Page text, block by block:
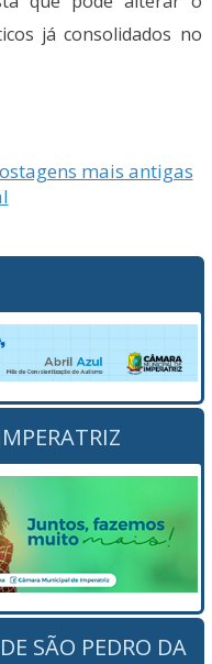
já consolidados no
mais antigas
SÃO PEDRO DA